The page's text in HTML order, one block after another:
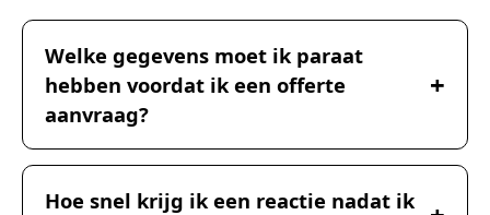
Welke gegevens moet ik paraat
hebben voordat ik een offerte
aanvraag?
Hoe snel krijg ik een reactie nadat ik